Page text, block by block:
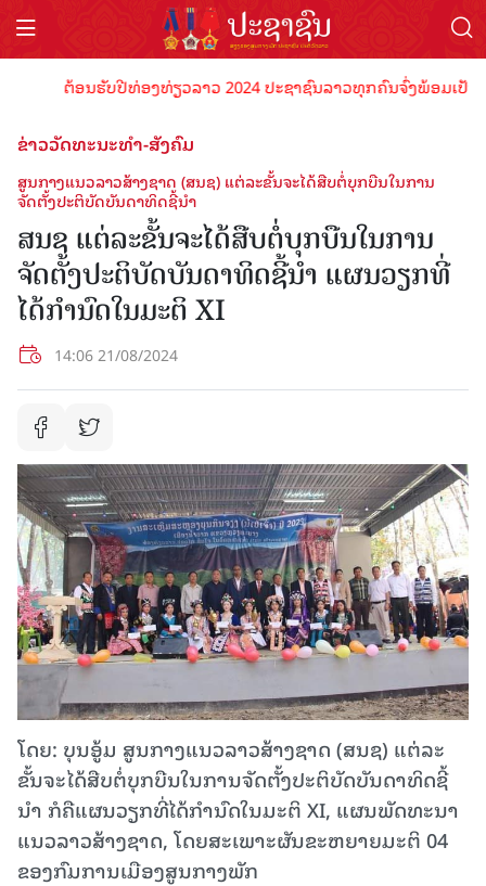
ຕ້ອນຮັບປີທ່ອງທ່ຽວລາວ 2024 ປະຊາຊົນລາວທຸກຄົນຈົ່ງພ້ອມເປັນ
ຂ່າວວັດທະນະທຳ-ສັງຄົມ
ສູນ​ກາງ​ແນວລາວສ້າງຊາດ (ສນຊ) ແຕ່ລະຂັ້ນຈະໄດ້ສືບຕໍ່ບຸກບືນໃນການ
ຈັດຕັ້ງປະຕິບັດບັນດາທິດຊີ້ນໍາ
ສນຊ ແຕ່ລະຂັ້ນຈະໄດ້ສືບຕໍ່ບຸກບືນໃນການ
ຈັດຕັ້ງປະຕິບັດບັນດາທິດຊີ້ນໍາ ແຜນວຽກທີ່
ໄດ້ກໍານົດໃນມະຕິ XI
14:06 21/08/2024
ໂດຍ: ບຸນອູ້ມ ສູນ​ກາງ​ແນວລາວສ້າງຊາດ (ສນຊ) ແຕ່ລະ
ຂັ້ນຈະໄດ້ສືບຕໍ່ບຸກບືນໃນການຈັດຕັ້ງປະຕິບັດບັນດາທິດຊີ້
ນໍາ ກໍຄືແຜນວຽກທີ່ໄດ້ກໍານົດໃນມະຕິ XI, ແຜນພັດທະນາ
ແນວລາວສ້າງຊາດ, ໂດຍສະເພາະຜັນຂະຫຍາຍມະຕິ 04
ຂອງກົມການເມືອງສູນກາງພັກ